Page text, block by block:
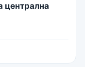
централна